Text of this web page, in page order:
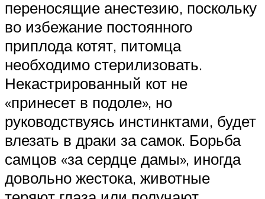
переносящие анестезию, поскольку
во избежание постоянного
приплода котят, питомца
необходимо стерилизовать.
Некастрированный кот не
«принесет в подоле», но
руководствуясь инстинктами, будет
влезать в драки за самок. Борьба
самцов «за сердце дамы», иногда
довольно жестока, животные